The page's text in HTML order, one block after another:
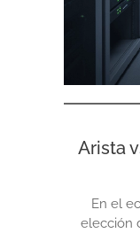
Arista
En el
elección